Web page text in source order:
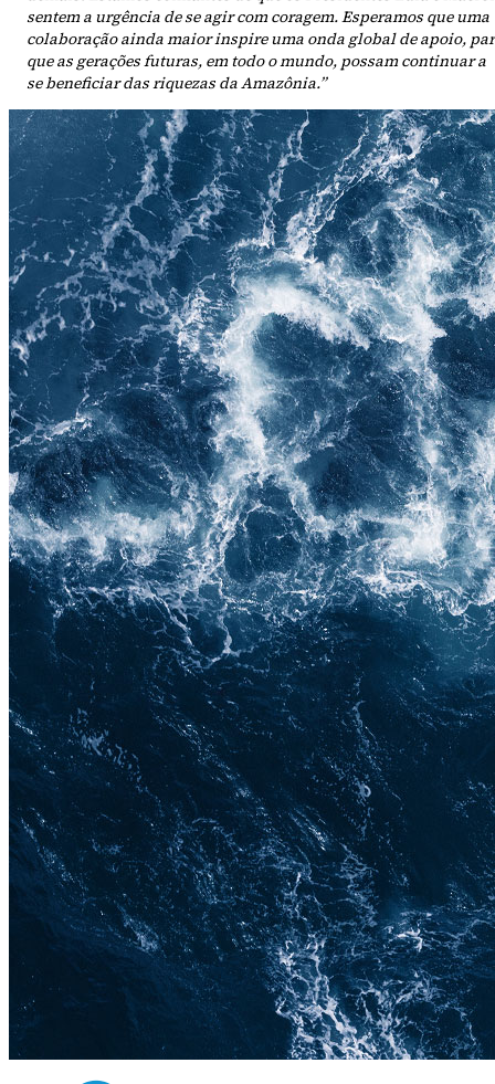
sentem a urgência de se agir com coragem. Esperamos que uma
colaboração ainda maior inspire uma onda global de apoio,
que as gerações futuras, em todo o mundo, possam continuar a
se beneficiar das riquezas da Amazônia.”